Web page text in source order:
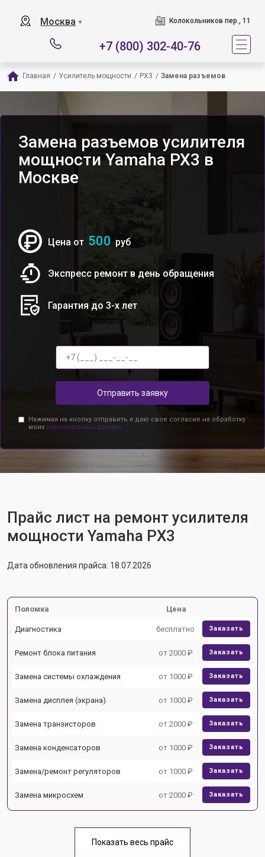
Москва ▼ Колокольников пер., 11
+7 (800) 302-40-76
Главная / Усилитель мощности / PX3 / Замена разъемов
Замена разъемов усилителя
мощности Yamaha PX3 в
Москве
Цена от 500 руб
Экспресс ремонт в день обращения
Гарантия до 3-х лет
Отправить заявку
Нажимая на кнопку отправить я даю свое согласие на обработку
моих персональных данных.
Прайс лист на ремонт усилителя
мощности Yamaha PX3
Дата обновления прайса: 18.07.2026
Поломка Цена
Диагностика бесплатно Заказать
Ремонт блока питания от 2000 ₽ Заказать
Замена системы охлаждения от 1000 ₽ Заказать
Замена дисплея (экрана) от 1000 ₽ Заказать
Замена транзисторов от 2000 ₽ Заказать
Замена конденсаторов от 1000 ₽ Заказать
Замена/ремонт регуляторов от 1000 ₽ Заказать
Замена микросхем от 2000 ₽ Заказать
Показать весь прайс